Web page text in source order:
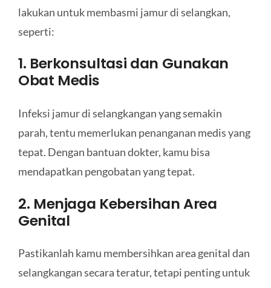
lakukan untuk membasmi jamur di selangkan,
seperti:
1. Berkonsultasi dan Gunakan
Obat Medis
Infeksi jamur di selangkangan yang semakin
parah, tentu memerlukan penanganan medis yang
tepat. Dengan bantuan dokter, kamu bisa
mendapatkan pengobatan yang tepat.
2. Menjaga Kebersihan Area
Genital
Pastikanlah kamu membersihkan area genital dan
selangkangan secara teratur, tetapi penting untuk